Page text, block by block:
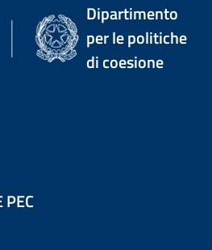
Dipartimento
per le politiche
di coesione